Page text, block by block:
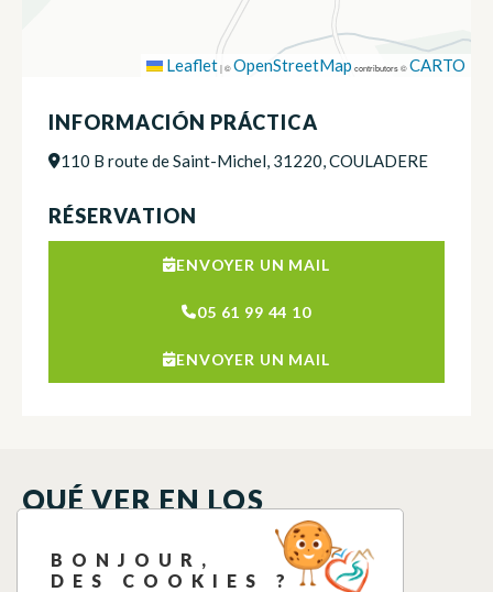
Leaflet|©OpenStreetMap contributors ©CARTO
INFORMACIÓN PRÁCTICA
110 B route de Saint-Michel, 31220, COULADERE
RÉSERVATION
ENVOYER UN MAIL
05 61 99 44 10
ENVOYER UN MAIL
QUÉ VER EN LOS
BONJOUR,
DES COOKIES ?